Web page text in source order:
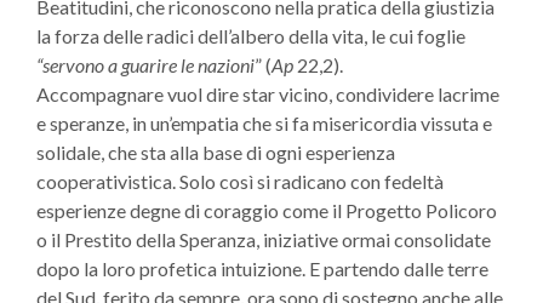
Beatitudini, che riconoscono nella pratica della giustizia
la forza delle radici dell’albero della vita, le cui foglie
“servono a guarire le nazioni” (Ap 22,2).
Accompagnare vuoldire star vicino, condividere lacrime
e speranze, in un’empatia che si fa misericordia vissuta e
so­lidale, che sta alla base di ogni esperienza
cooperativistica. Solo così si radicano con fedeltà
esperienze degne di coraggio come il Progetto Policoro
o il Prestito della Speranza, iniziative ormai consolidate
dopo la loro profetica intuizione. E partendo dalle terre
del Sud, ferito da sempre, ora sono di sostegno anche alle